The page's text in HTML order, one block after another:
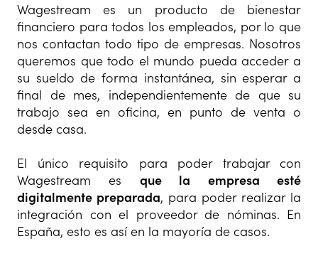
Wagestream es un producto de bienestar
financiero para todos los empleados, por lo que
nos contactan todo tipo de empresas. Nosotros
queremos que todo el mundo pueda acceder a
su sueldo de forma instantánea, sin esperar a
final de mes, independientemente de que su
trabajo sea en oficina, en punto de venta o
desde casa.
El único requisito para poder trabajar con
Wagestream es que la empresa esté
digitalmente preparada, para poder realizar la
integración con el proveedor de nóminas. En
España, esto es así en la mayoría de casos.